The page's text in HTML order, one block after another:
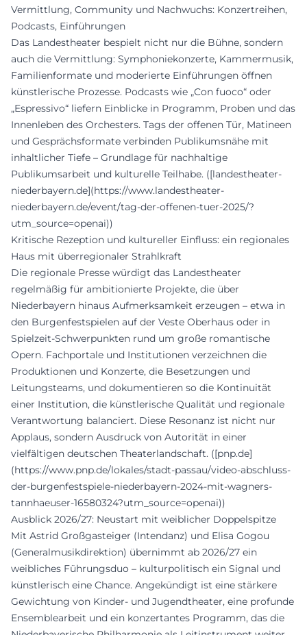
Vermittlung, Community und Nachwuchs: Konzertreihen,
Podcasts, Einführungen
Das Landestheater bespielt nicht nur die Bühne, sondern
auch die Vermittlung: Symphoniekonzerte, Kammermusik,
Familienformate und moderierte Einführungen öffnen
künstlerische Prozesse. Podcasts wie „Con fuoco“ oder
„Espressivo“ liefern Einblicke in Programm, Proben und das
Innenleben des Orchesters. Tags der offenen Tür, Matineen
und Gesprächsformate verbinden Publikumsnähe mit
inhaltlicher Tiefe – Grundlage für nachhaltige
Publikumsarbeit und kulturelle Teilhabe. ([landestheater-
niederbayern.de](https://www.landestheater-
niederbayern.de/event/tag-der-offenen-tuer-2025/?
utm_source=openai))
Kritische Rezeption und kultureller Einfluss: ein regionales
Haus mit überregionaler Strahlkraft
Die regionale Presse würdigt das Landestheater
regelmäßig für ambitionierte Projekte, die über
Niederbayern hinaus Aufmerksamkeit erzeugen – etwa in
den Burgenfestspielen auf der Veste Oberhaus oder in
Spielzeit-Schwerpunkten rund um große romantische
Opern. Fachportale und Institutionen verzeichnen die
Produktionen und Konzerte, die Besetzungen und
Leitungsteams, und dokumentieren so die Kontinuität
einer Institution, die künstlerische Qualität und regionale
Verantwortung balanciert. Diese Resonanz ist nicht nur
Applaus, sondern Ausdruck von Autorität in einer
vielfältigen deutschen Theaterlandschaft. ([pnp.de]
(https://www.pnp.de/lokales/stadt-passau/video-abschluss-
der-burgenfestspiele-niederbayern-2024-mit-wagners-
tannhaeuser-16580324?utm_source=openai))
Ausblick 2026/27: Neustart mit weiblicher Doppelspitze
Mit Astrid Großgasteiger (Intendanz) und Elisa Gogou
(Generalmusikdirektion) übernimmt ab 2026/27 ein
weibliches Führungsduo – kulturpolitisch ein Signal und
künstlerisch eine Chance. Angekündigt ist eine stärkere
Gewichtung von Kinder- und Jugendtheater, eine profunde
Ensemblearbeit und ein konzertantes Programm, das die